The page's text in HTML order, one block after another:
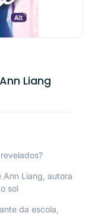
Liang
Liang, autora
sol
da escola,